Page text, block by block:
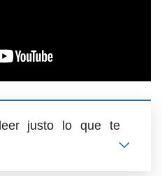
justo lo que te